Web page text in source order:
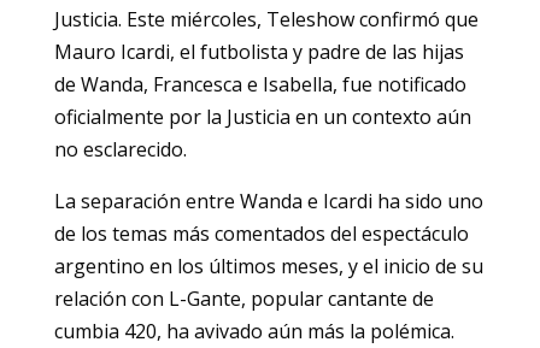
Justicia. Este miércoles, Teleshow confirmó que
Mauro Icardi, el futbolista y padre de las hijas
de Wanda, Francesca e Isabella, fue notificado
oficialmente por la Justicia en un contexto aún
no esclarecido.
La separación entre Wanda e Icardi ha sido uno
de los temas más comentados del espectáculo
argentino en los últimos meses, y el inicio de su
relación con L-Gante, popular cantante de
cumbia 420, ha avivado aún más la polémica.